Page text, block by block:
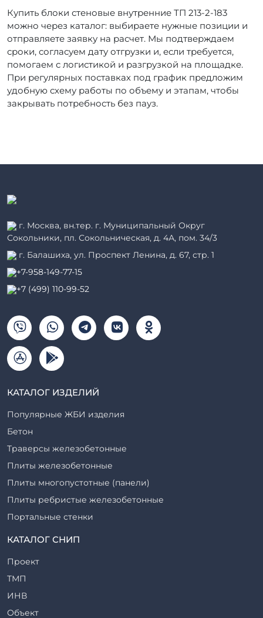
Купить блоки стеновые внутренние ТП 213-2-183
можно через каталог: выбираете нужные позиции и
отправляете заявку на расчет. Мы подтверждаем
сроки, согласуем дату отгрузки и, если требуется,
помогаем с логистикой и разгрузкой на площадке.
При регулярных поставках под график предложим
удобную схему работы по объему и этапам, чтобы
закрывать потребность без пауз.
г. Москва, вн.тер. г. Муниципальный Округ
Сокольники, пл. Сокольническая, д. 4А, пом. 34/3
г. Балашиха, ул. Проспект Ленина, д. 67, стр. 1
+7-958-149-77-15
+7 (499) 110-99-52
КАТАЛОГ ИЗДЕЛИЙ
Популярные ЖБИ изделия
Бетон
Траверсы железобетонные
Плиты железобетонные
Плиты многопустотные (панели)
Плиты ребристые железобетонные
Портальные стенки
Прогоны железобетонные
Ригели железобетонные
Сваи железобетонные
Стеновые блоки
КАТАЛОГ СНИП
Проект
ТМП
ИНВ
Объект